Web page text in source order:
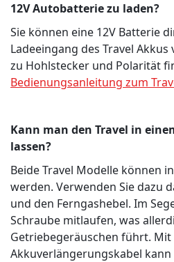
12V Autobatterie zu laden?
Sie können eine 12V Batterie
Ladeeingang des Travel
zu Hohlstecker und Polarität
Bedienungsanleitung zum
Kann man den Travel in
lassen?
Beide Travel Modelle können
werden. Verwenden Sie dazu
und den Ferngashebel. Im
Schraube mitlaufen, was
Getriebegeräuschen führt. Mit
Akkuverlängerungskabel